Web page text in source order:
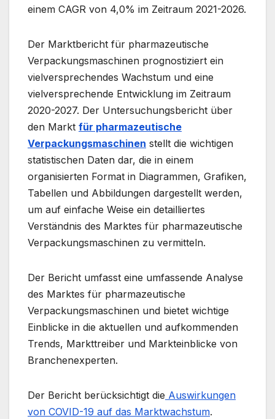
einem CAGR von 4,0% im Zeitraum 2021-2026.
Der Marktbericht für pharmazeutische
Verpackungsmaschinen prognostiziert ein
vielversprechendes Wachstum und eine
vielversprechende Entwicklung im Zeitraum
2020-2027. Der Untersuchungsbericht über
den Markt für pharmazeutische
Verpackungsmaschinen stellt die wichtigen
statistischen Daten dar, die in einem
organisierten Format in Diagrammen, Grafiken,
Tabellen und Abbildungen dargestellt werden,
um auf einfache Weise ein detailliertes
Verständnis des Marktes für pharmazeutische
Verpackungsmaschinen zu vermitteln.
Der Bericht umfasst eine umfassende Analyse
des Marktes für pharmazeutische
Verpackungsmaschinen und bietet wichtige
Einblicke in die aktuellen und aufkommenden
Trends, Markttreiber und Markteinblicke von
Branchenexperten.
Der Bericht berücksichtigt die Auswirkungen
von COVID-19 auf das Marktwachstum.